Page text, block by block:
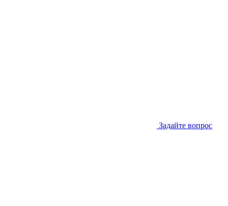
Задайте вопрос